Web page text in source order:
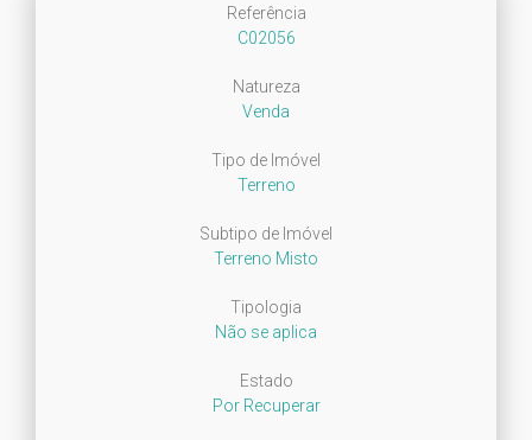
Referência
C02056
Natureza
Venda
Tipo de Imóvel
Terreno
Subtipo de Imóvel
Terreno Misto
Tipologia
Não se aplica
Estado
Por Recuperar